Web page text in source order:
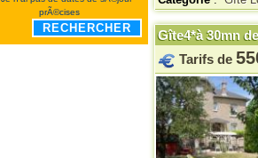
prÃ©cises
RECHERCHER
Gîte4*à 30mn
Tarifs de